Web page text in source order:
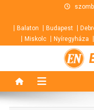
contentBalaton Budapest
Miskolc
Nyíregyháza